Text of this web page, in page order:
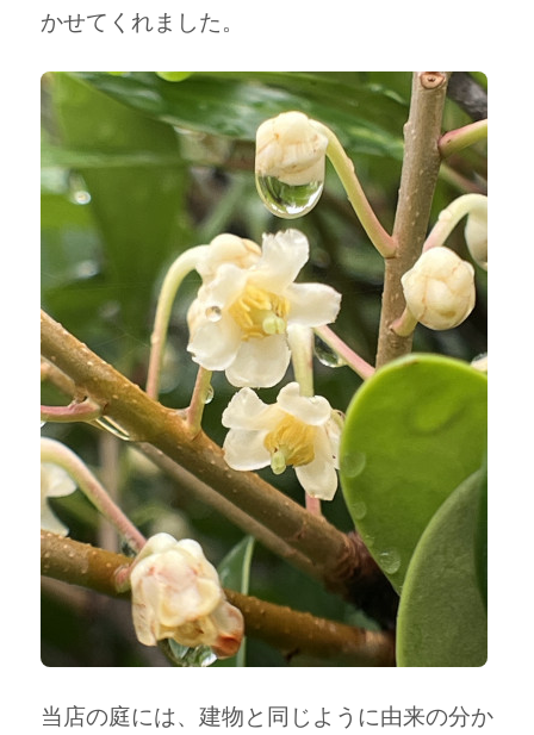
かせてくれました。
当店の庭には、建物と同じように由来の分か